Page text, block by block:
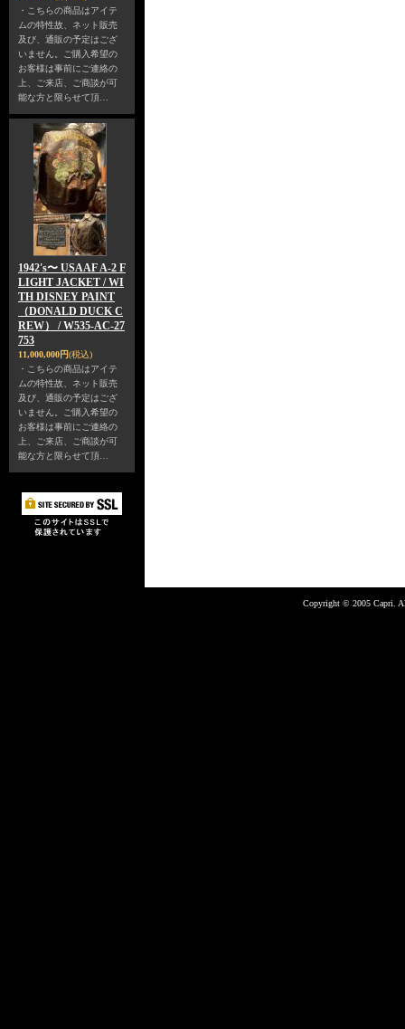
・こちらの商品はアイテ
ムの特性故、ネット販売
及び、通販の予定はござ
いません。ご購入希望の
お客様は事前にご連絡の
上、ご来店、ご商談が可
能な方と限らせて頂…
1942's〜 USAAF A-2 F
LIGHT JACKET / WI
TH DISNEY PAINT
（DONALD DUCK C
REW） / W535-AC-27
753
11,000,000円(税込)
・こちらの商品はアイテ
ムの特性故、ネット販売
及び、通販の予定はござ
いません。ご購入希望の
お客様は事前にご連絡の
上、ご来店、ご商談が可
能な方と限らせて頂…
Copyright © 2005 Capri.